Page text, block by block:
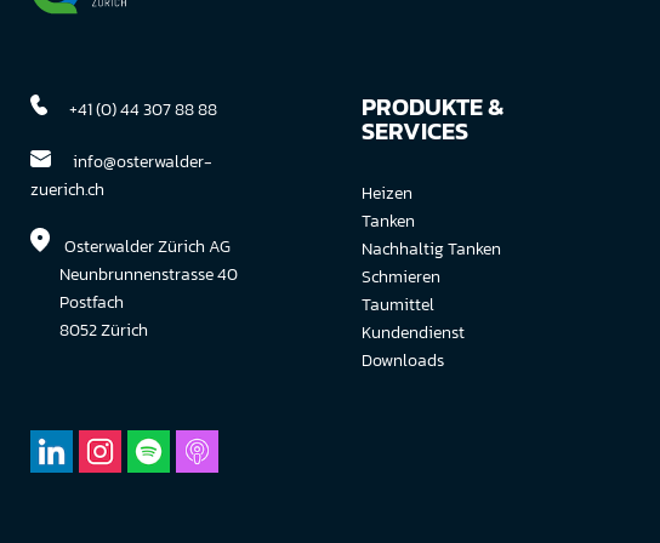
+41 (0) 44 307 88 88
info@osterwalder-
zuerich.ch
Osterwalder Zürich AG
Neunbrunnenstrasse 40
Postfach
8052 Zürich
PRODUKTE &
SERVICES
Heizen
Tanken
Nachhaltig Tanken
Schmieren
Taumittel
Kundendienst
Downloads